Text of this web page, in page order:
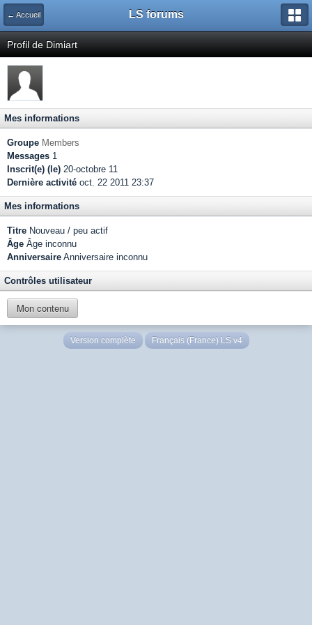
← Accueil LS forums
Profil de Dimiart
Mes informations
Groupe Members
Messages 1
Inscrit(e) (le) 20-octobre 11
Dernière activité oct. 22 2011 23:37
Mes informations
Titre Nouveau / peu actif
Âge Âge inconnu
Anniversaire Anniversaire inconnu
Contrôles utilisateur
Mon contenu
Version complète Français (France) LS v4